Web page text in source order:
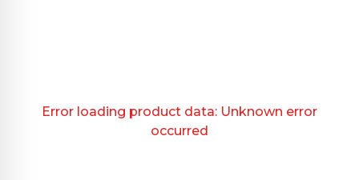
Error loading product data: Unknown error
occurred